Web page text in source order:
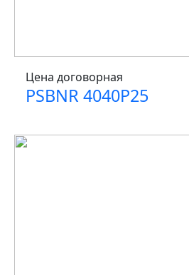
Цена договорная
PSBNR 4040P25